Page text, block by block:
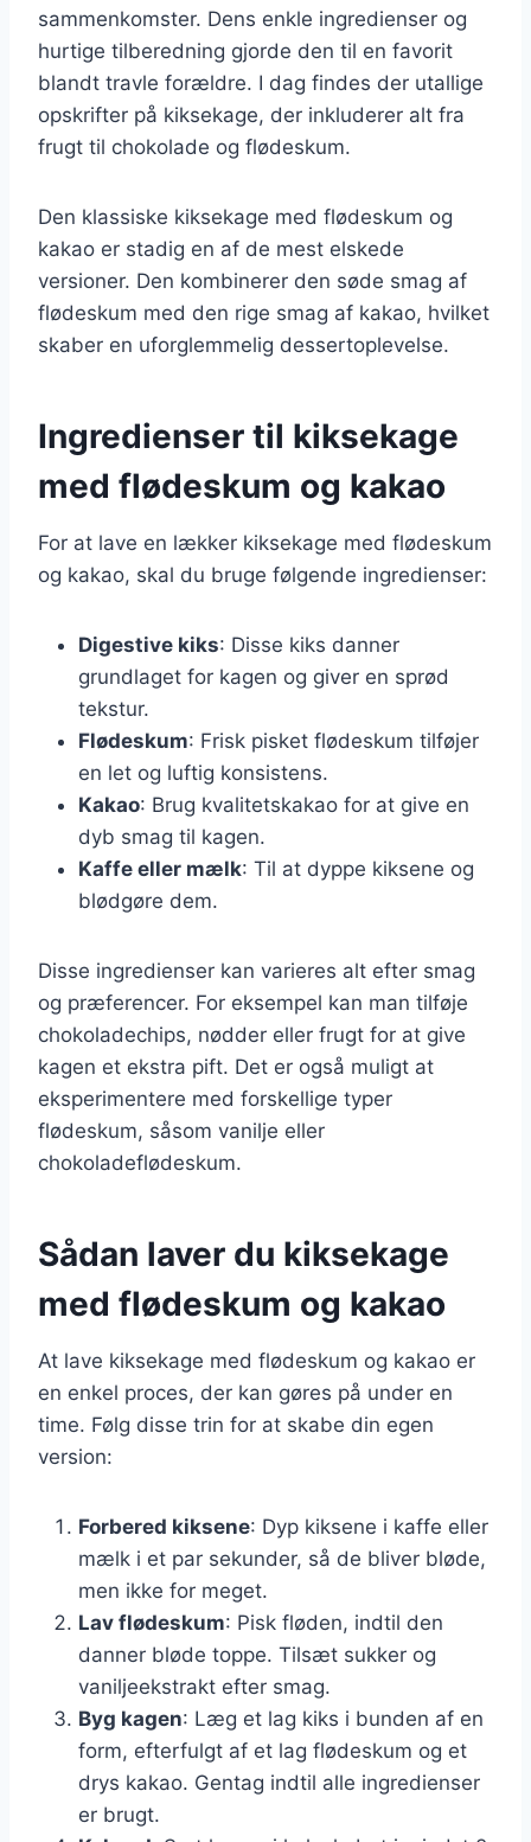
sammenkomster. Dens enkle ingredienser og
hurtige tilberedning gjorde den til en favorit
blandt travle forældre. I dag findes der utallige
opskrifter på kiksekage, der inkluderer alt fra
frugt til chokolade og flødeskum.
Den klassiske kiksekage med flødeskum og
kakao er stadig en af de mest elskede
versioner. Den kombinerer den søde smag af
flødeskum med den rige smag af kakao, hvilket
skaber en uforglemmelig dessertoplevelse.
Ingredienser til kiksekage
med flødeskum og kakao
For at lave en lækker kiksekage med flødeskum
og kakao, skal du bruge følgende ingredienser:
Digestive kiks: Disse kiks danner
grundlaget for kagen og giver en sprød
tekstur.
Flødeskum: Frisk pisket flødeskum tilføjer
en let og luftig konsistens.
Kakao: Brug kvalitetskakao for at give en
dyb smag til kagen.
Kaffe eller mælk: Til at dyppe kiksene og
blødgøre dem.
Disse ingredienser kan varieres alt efter smag
og præferencer. For eksempel kan man tilføje
chokoladechips, nødder eller frugt for at give
kagen et ekstra pift. Det er også muligt at
eksperimentere med forskellige typer
flødeskum, såsom vanilje eller
chokoladeflødeskum.
Sådan laver du kiksekage
med flødeskum og kakao
At lave kiksekage med flødeskum og kakao er
en enkel proces, der kan gøres på under en
time. Følg disse trin for at skabe din egen
version:
Forbered kiksene: Dyp kiksene i kaffe eller
mælk i et par sekunder, så de bliver bløde,
men ikke for meget.
Lav flødeskum: Pisk fløden, indtil den
danner bløde toppe. Tilsæt sukker og
vaniljeekstrakt efter smag.
Byg kagen: Læg et lag kiks i bunden af en
form, efterfulgt af et lag flødeskum og et
drys kakao. Gentag indtil alle ingredienser
er brugt.